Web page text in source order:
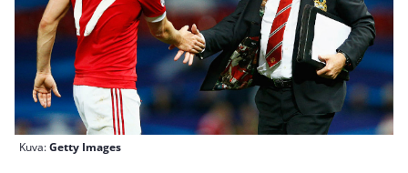
Kuva:Getty Images